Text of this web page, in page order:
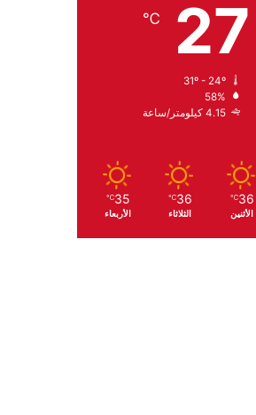
27
℃
58%
4.15 كيلومتر/ساعة
36
℃
الأثنين
36
℃
الثلاثاء
35
℃
الأربعاء